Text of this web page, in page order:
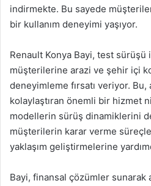
indirmekte. Bu sayede
bir kullanım deneyimi yaşıyor.
Renault Konya Bayi, test sürüşü
müşterilerine arazi ve şehir içi
deneyimleme fırsatı veriyor. Bu,
kolaylaştıran önemli bir hizmet
modellerin sürüş dinamiklerini
müşterilerin karar verme
yaklaşım geliştirmelerine
Bayi, finansal çözümler sunarak